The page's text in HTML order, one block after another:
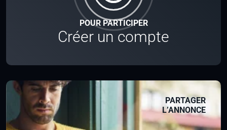
POUR PARTICIPER
Créer un compte
PARTAGER
L’ANNONCE